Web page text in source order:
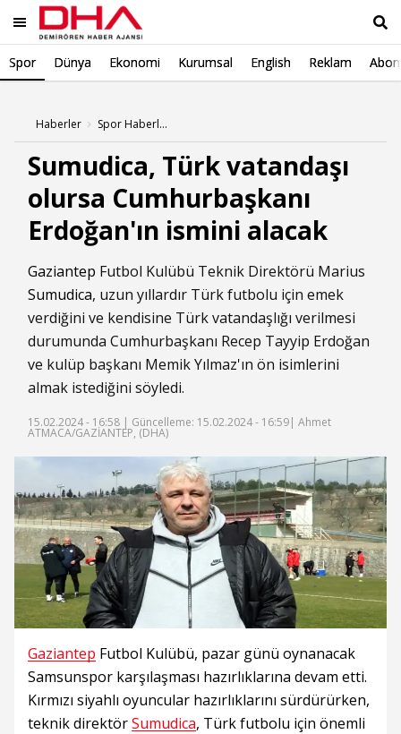
Spor Dünya Ekonomi Kurumsal English Reklam
Haberler Spor Haberleri
Sumudica, Türk vatandaşı
olursa Cumhurbaşkanı
Erdoğan'ın ismini alacak
Gaziantep Futbol Kulübü Teknik Direktörü Marius
Sumudica, uzun yıllardır Türk futbolu için emek
verdiğini ve kendisine Türk vatandaşlığı verilmesi
durumunda Cumhurbaşkanı Recep Tayyip Erdoğan
ve kulüp başkanı Memik Yılmaz'ın ön isimlerini
almak istediğini söyledi.
15.02.2024 - 16:58 | Güncelleme: 15.02.2024 - 16:59| Ahmet
ATMACA/GAZİANTEP, (DHA)
Gaziantep Futbol Kulübü, pazar günü oynanacak
Samsunspor karşılaşması hazırlıklarına devam etti.
Kırmızı siyahlı oyuncular hazırlıklarını sürdürürken,
teknik direktörSumudica, Türk futbolu için önemli